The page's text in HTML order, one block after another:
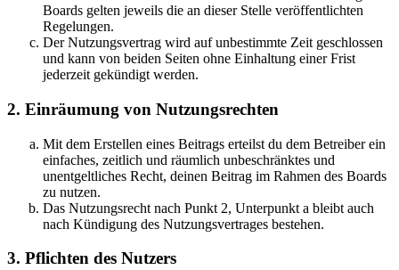
Boards gelten jeweils die an dieser Stelle veröffentlichten
Regelungen.
Der Nutzungsvertrag wird auf unbestimmte Zeit geschlossen
und kann von beiden Seiten ohne Einhaltung einer Frist
jederzeit gekündigt werden.
2. Einräumung von Nutzungsrechten
Mit dem Erstellen eines Beitrags erteilst du dem Betreiber ein
einfaches, zeitlich und räumlich unbeschränktes und
unentgeltliches Recht, deinen Beitrag im Rahmen des Boards
zu nutzen.
Das Nutzungsrecht nach Punkt 2, Unterpunkt a bleibt auch
nach Kündigung des Nutzungsvertrages bestehen.
3. Pflichten des Nutzers